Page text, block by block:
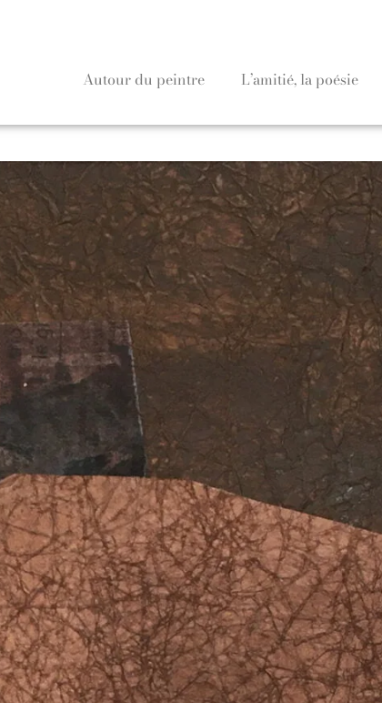
Autour du peintre L’amitié, la poésie